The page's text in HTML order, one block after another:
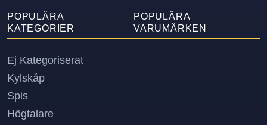
POPULÄRA
KATEGORIER
Ej Kategoriserat
Kylskåp
Spis
Högtalare
POPULÄRA
VARUMÄRKEN